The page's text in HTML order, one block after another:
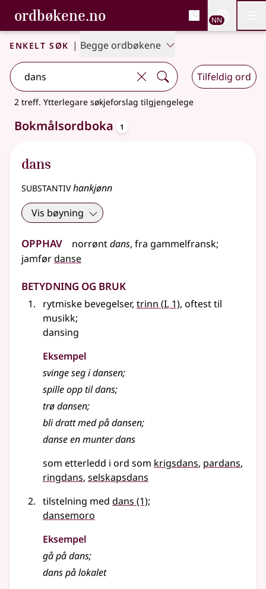
Gå til hovudinnhald
Tilgjenge
ordbøkene.no, Bokmålsordboka og
Bokmålsordboka og Nynorskordboka
NN
Enkelt søk | Begge ordbøkene
Tilfeldig ord
2 treff. Ytterlegare søkjeforslag tilgjengelege
Bokmålsordboka 1
dans
substantivhankjønn
Vis bøyning
Opphav norrøntdans, fra gammelfransk;
jamførdanse
Betydning og bruk
rytmiske bevegelser, trinn (1
I, 1), oftest til
musikk;
dansing
Eksempel
svinge seg idansen;
spille opp tildans;
trødansen;
bli dratt med på dansen;
danse en munter dans
som etterledd i ord som krigsdans pardans
ringdans selskapsdans
tilstelning med dans (1);
dansemoro
Eksempel
gå pådans;
danspå lokalet